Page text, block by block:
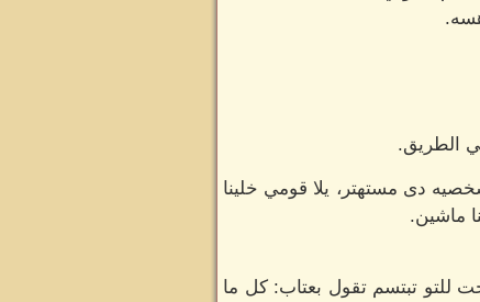
الطريق.
دى مستهتر، يلا قومي خلينا
ماشين.
للتو تبتسم تقول بعتاب: كل ما